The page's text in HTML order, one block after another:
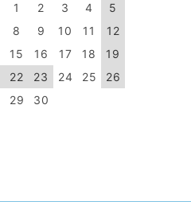
1 2 3 4
5
8 9 10 11
12
15 16 17 18
19
22 23 24 25
26
29 30